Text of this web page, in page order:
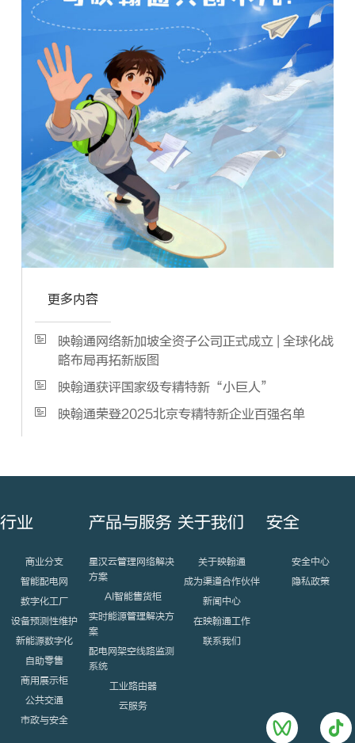
更多内容
映翰通网络新加坡全资子公司正式成立 | 全球化战
略布局再拓新版图
映翰通获评国家级专精特新“小巨人”
映翰通荣登2025北京专精特新企业百强名单
行业
商业分支
智能配电网
数字化工厂
设备预测性维护
新能源数字化
自助零售
商用展示柜
公共交通
市政与安全
产品与服务
星汉云管理网络解决
方案
AI智能售货柜
实时能源管理解决方
案
配电网架空线路监测
系统
工业路由器
云服务
关于我们
关于映翰通
成为渠道合作伙伴
新闻中心
在映翰通工作
联系我们
安全
安全中心
隐私政策